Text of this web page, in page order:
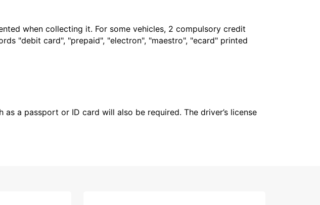
when collecting it. For some vehicles, 2 compulsory credit
"debit card", "prepaid", "electron", "maestro", "ecard" printed
a passport or ID card will also be required. The driver’s license